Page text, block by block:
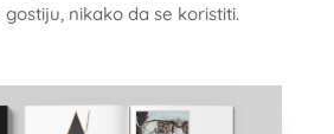
nikako da se koristiti.